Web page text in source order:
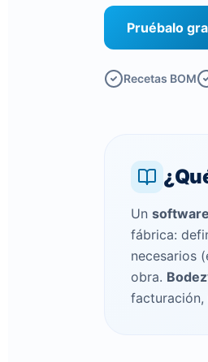
Pruébalo
Recetas BOM
Un
fábrica:
necesarios
obra.
facturación,